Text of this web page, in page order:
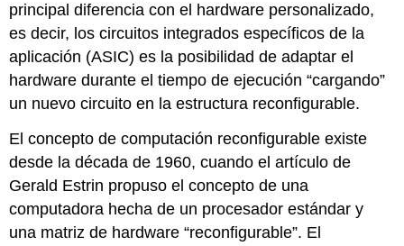
principal diferencia con el hardware personalizado,
es decir, los circuitos integrados específicos de la
aplicación (ASIC) es la posibilidad de adaptar el
hardware durante el tiempo de ejecución “cargando”
un nuevo circuito en la estructura reconfigurable.
El concepto de computación reconfigurable existe
desde la década de 1960, cuando el artículo de
Gerald Estrin propuso el concepto de una
computadora hecha de un procesador estándar y
una matriz de hardware “reconfigurable”. El